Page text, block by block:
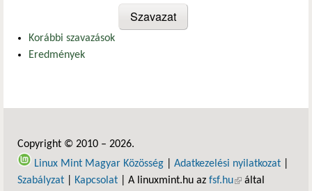
Korábbi szavazások
Eredmények
Copyright © 2010 – 2026.
Linux Mint Magyar Közösség
Adatkezelési nyilatkozat
Szabályzat
Kapcsolat | A linuxmint.hu az fsf.hu(külső hivatkozás)
által